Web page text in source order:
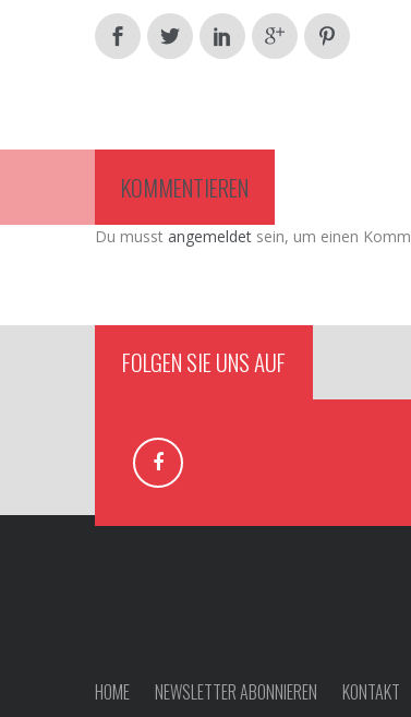
KOMMENTIEREN
Du musst angemeldet sein, um einen
FOLGEN SIE UNS AUF
HOME NEWSLETTER ABONNIEREN KONTAKT